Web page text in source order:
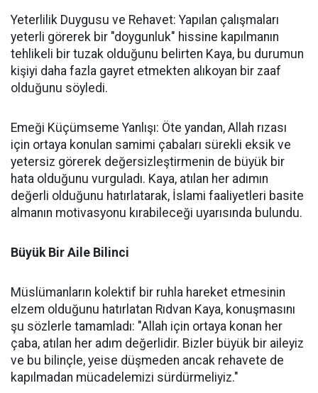
Yeterlilik Duygusu ve Rehavet: Yapılan çalışmaları
yeterli görerek bir "doygunluk" hissine kapılmanın
tehlikeli bir tuzak olduğunu belirten Kaya, bu durumun
kişiyi daha fazla gayret etmekten alıkoyan bir zaaf
olduğunu söyledi.
Emeği Küçümseme Yanlışı: Öte yandan, Allah rızası
için ortaya konulan samimi çabaları sürekli eksik ve
yetersiz görerek değersizleştirmenin de büyük bir
hata olduğunu vurguladı. Kaya, atılan her adımın
değerli olduğunu hatırlatarak, İslami faaliyetleri basite
almanın motivasyonu kırabileceği uyarısında bulundu.
Büyük Bir Aile Bilinci
Müslümanların kolektif bir ruhla hareket etmesinin
elzem olduğunu hatırlatan Rıdvan Kaya, konuşmasını
şu sözlerle tamamladı: "Allah için ortaya konan her
çaba, atılan her adım değerlidir. Bizler büyük bir aileyiz
ve bu bilinçle, yeise düşmeden ancak rehavete de
kapılmadan mücadelemizi sürdürmeliyiz."